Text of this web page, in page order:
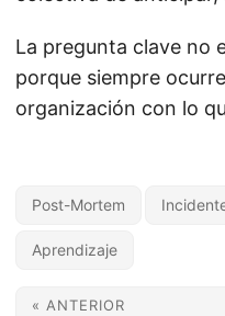
La pregunta clave no
porque siempre
organización con lo
Post-Mortem
Aprendizaje
« ANTERIOR